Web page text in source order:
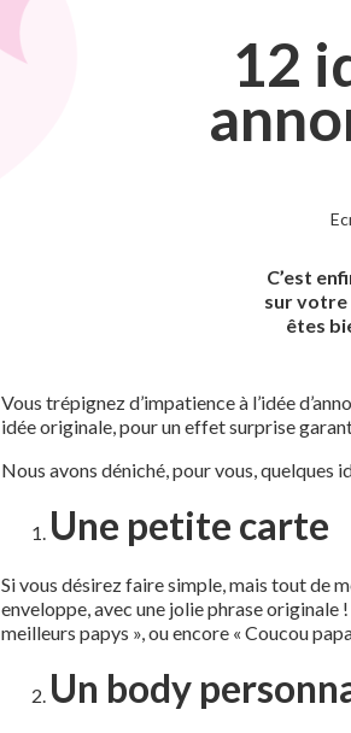
12
C’est
sur votre
êtes
Vous trépignez d’impatience à l’idée
idée originale, pour un effet surprise
Nous avons déniché, pour vous,
Une petite carte
Si vous désirez faire simple, mais tout de
enveloppe, avec une jolie phrase originale
meilleurs papys », ou encore « Coucou
Un body